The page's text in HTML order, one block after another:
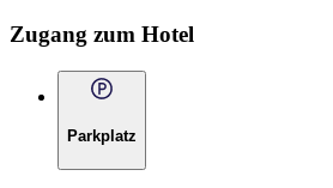
Zugang zum Hotel
Parkplatz